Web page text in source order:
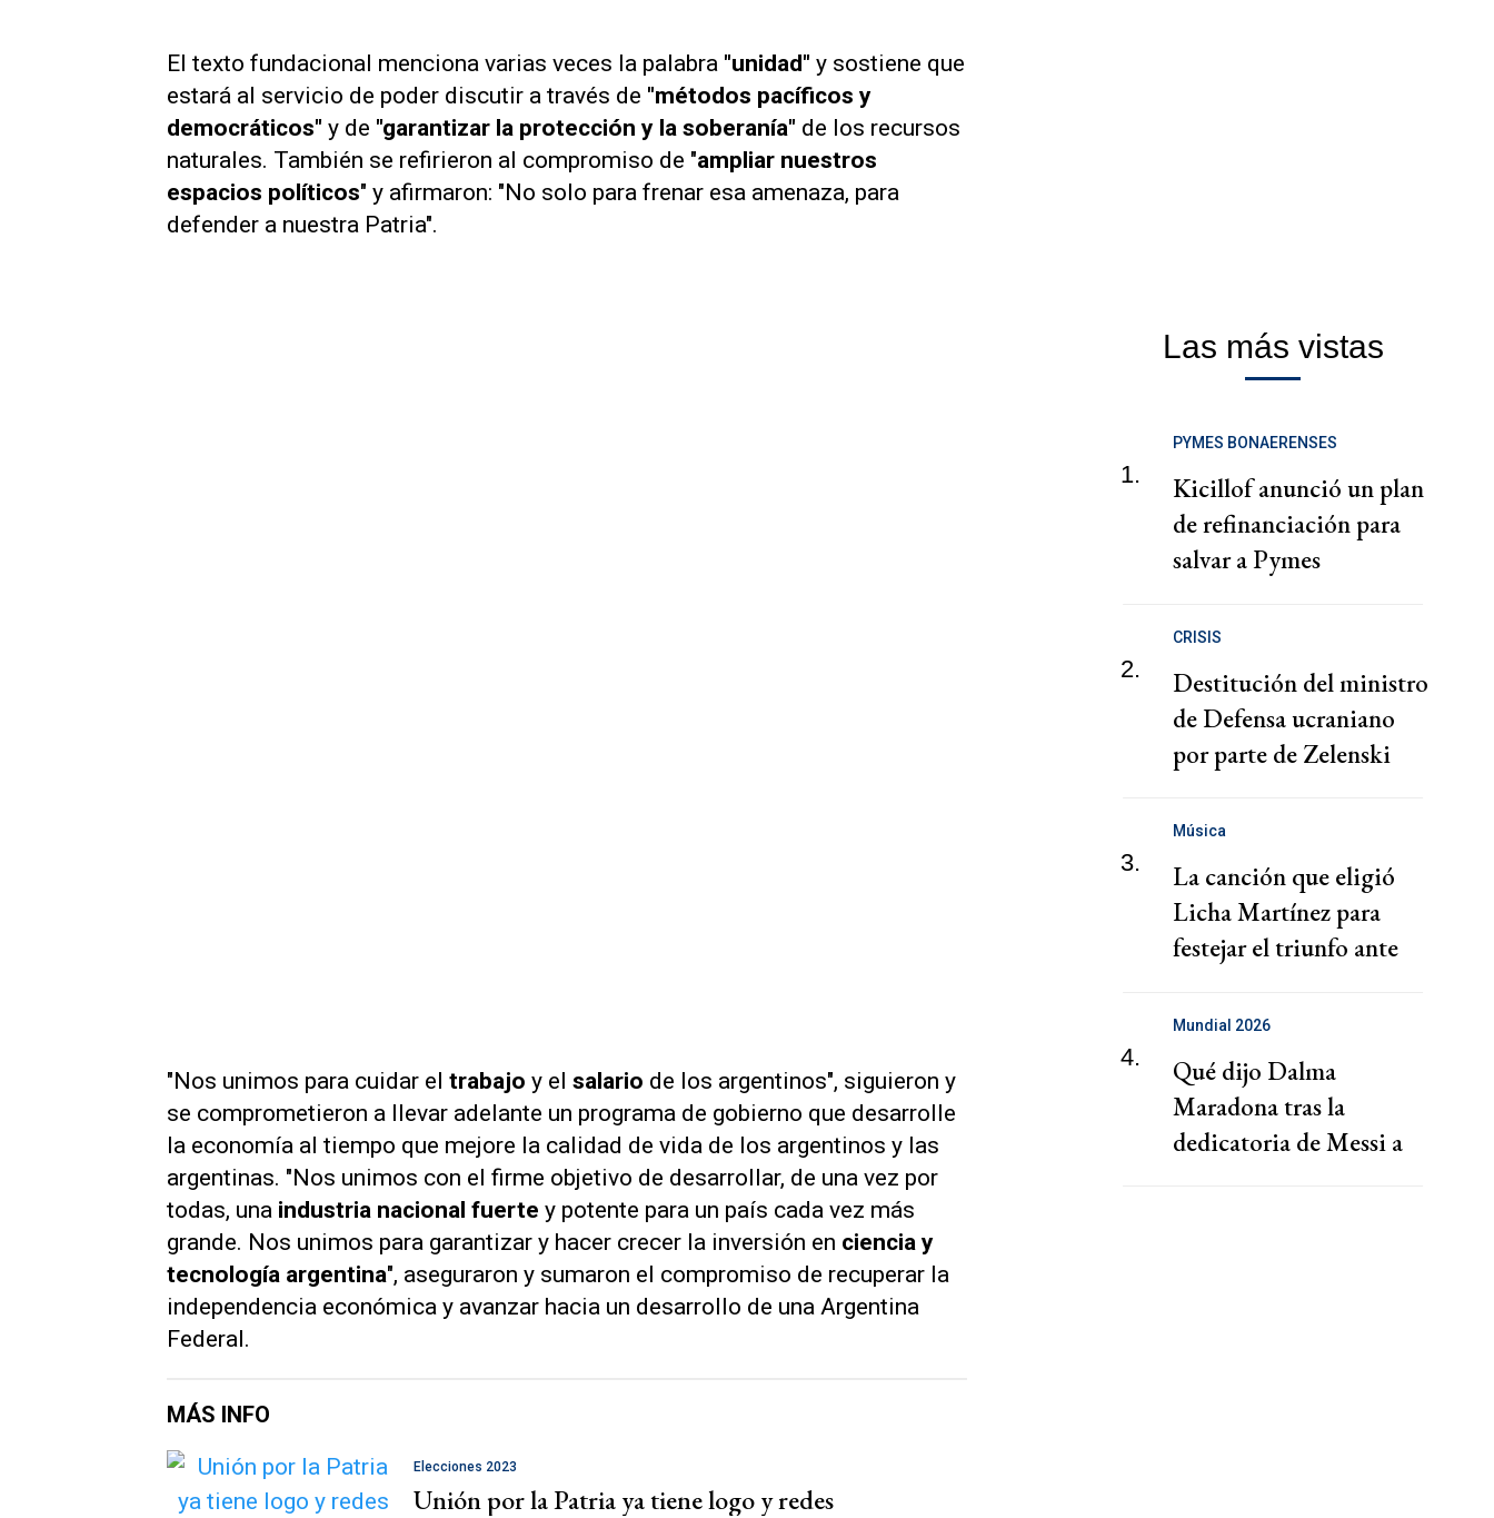
El texto fundacional menciona varias veces la palabra "unidad" y sostiene que
estará al servicio de poder discutir a través de "métodos pacíficos y
democráticos" y de "garantizar la protección y la soberanía" de los recursos
naturales. También se refirieron al compromiso de "ampliar nuestros
espacios políticos" y afirmaron: "No solo para frenar esa amenaza, para
defender a nuestra Patria".
"Nos unimos para cuidar el trabajo y el salario de los argentinos", siguieron y
se comprometieron a llevar adelante un programa de gobierno que desarrolle
la economía al tiempo que mejore la calidad de vida de los argentinos y las
argentinas. "Nos unimos con el firme objetivo de desarrollar, de una vez por
todas, una industria nacional fuerte y potente para un país cada vez más
grande. Nos unimos para garantizar y hacer crecer la inversión en ciencia y
tecnología argentina", aseguraron y sumaron el compromiso de recuperar la
independencia económica y avanzar hacia un desarrollo de una Argentina
Federal.
MÁS INFO
Elecciones 2023
Unión por la Patria ya tiene logo y redes
Las más vistas
1.
PYMES BONAERENSES
Kicillof anunció un plan
de refinanciación para
salvar a Pymes
2.
CRISIS
Destitución del ministro
de Defensa ucraniano
por parte de Zelenski
3.
Música
La canción que eligió
Licha Martínez para
festejar el triunfo ante
4.
Mundial 2026
Qué dijo Dalma
Maradona tras la
dedicatoria de Messi a